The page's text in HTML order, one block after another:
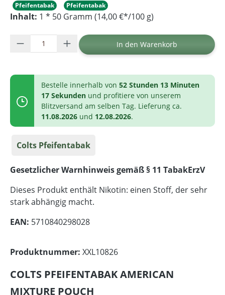
Pfeifentabak Pfeifentabak
Inhalt: 1 * 50 Gramm (14,00 €*/100 g)
Produkt Anzahl: Gib den gewünschten
In den Warenkorb
Bestelle innerhalb von 52 Stunden 13 Minuten
16 Sekunden und profitiere von unserem
Blitzversand am selben Tag. Lieferung ca.
11.08.2026 und 12.08.2026.
Colts Pfeifentabak
Gesetzlicher Warnhinweis gemäß § 11 TabakErzV
Dieses Produkt enthält Nikotin: einen Stoff, der sehr
stark abhängig macht.
EAN: 5710840298028
Produktnummer: XXL10826
COLTS PFEIFENTABAK AMERICAN
MIXTURE POUCH